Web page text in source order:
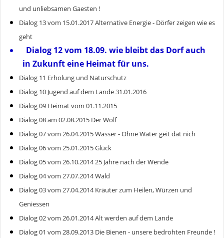
und unliebsamen Gaesten !
Dialog 13 vom 15.01.2017 Alternative Energie - Dörfer zeigen wie es
geht
Dialog 12 vom 18.09. wie bleibt das Dorf auch
in Zukunft eine Heimat für uns.
Dialog 11 Erholung und Naturschutz
Dialog 10 Jugend auf dem Lande 31.01.2016
Dialog 09 Heimat vom 01.11.2015
Dialog 08 am 02.08.2015 Der Wolf
Dialog 07 vom 26.04.2015 Wasser - Ohne Water geit dat nich
Dialog 06 vom 25.01.2015 Glück
Dialog 05 vom 26.10.2014 25 Jahre nach der Wende
Dialog 04 vom 27.07.2014 Wald
Dialog 03 vom 27.04.2014 Kräuter zum Heilen, Würzen und
Geniessen
Dialog 02 vom 26.01.2014 Alt werden auf dem Lande
Dialog 01 vom 28.09.2013 Die Bienen - unsere bedrohten Freunde !